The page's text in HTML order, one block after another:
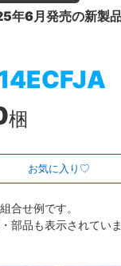
年6月発売の新製
梱
お気に入り
合せ例です。
部品も表示されていま